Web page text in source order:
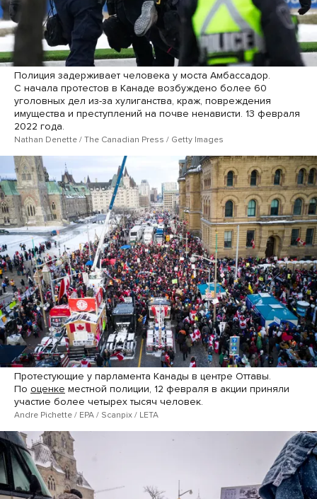
Полиция задерживает человека у моста Амбассадор.
С начала протестов в Канаде возбуждено более 60
уголовных дел из-за хулиганства, краж, повреждения
имущества и преступлений на почве ненависти. 13 февраля
2022 года.
Nathan Denette / The Canadian Press / Getty Images
Протестующие у парламента Канады в центре Оттавы.
По оценке местной полиции, 12 февраля в акции приняли
участие более четырех тысяч человек.
Andre Pichette / EPA / Scanpix / LETA